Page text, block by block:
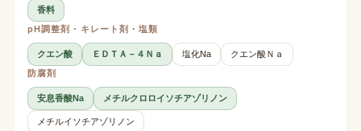
香料
pH調整剤・キレート剤・塩類
クエン酸 ＥＤＴＡ－４Ｎａ 塩化Na
クエン酸Ｎａ
防腐剤
安息香酸Na メチルクロロイソチアゾリノン
メチルイソチアゾリノン